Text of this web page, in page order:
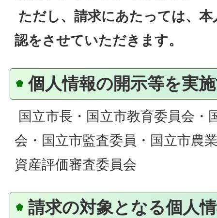
ただし、請求にあたっては、
認をさせていただきます。
個人情報の開示等を実
国立市長・国立市教育委員会・
会・国立市監査委員・国立市農
資産評価審査委員会
請求の対象となる個人